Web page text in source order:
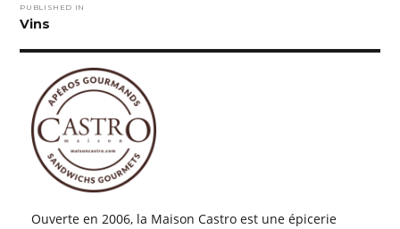
de
l’article
PUBLISHED IN
Vins
Ouverte en 2006, la Maison Castro est une épicerie